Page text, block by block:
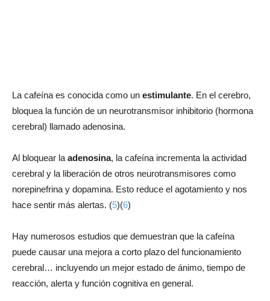
La cafeína es conocida como un estimulante. En el cerebro,
bloquea la función de un neurotransmisor inhibitorio (hormona
cerebral) llamado adenosina.
Al bloquear la adenosina, la cafeína incrementa la actividad
cerebral y la liberación de otros neurotransmisores como
norepinefrina y dopamina. Esto reduce el agotamiento y nos
hace sentir más alertas. (5)(6)
Hay numerosos estudios que demuestran que la cafeína
puede causar una mejora a corto plazo del funcionamiento
cerebral… incluyendo un mejor estado de ánimo, tiempo de
reacción, alerta y función cognitiva en general.